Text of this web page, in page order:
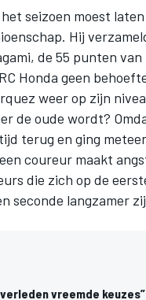
seizoen moest
. Hij
de 55 punten van
Honda geen
weer op zijn
de oude wordt?
terug en ging
coureur maakt
die zich op de
seconde langzamer
vreemde keuzes”